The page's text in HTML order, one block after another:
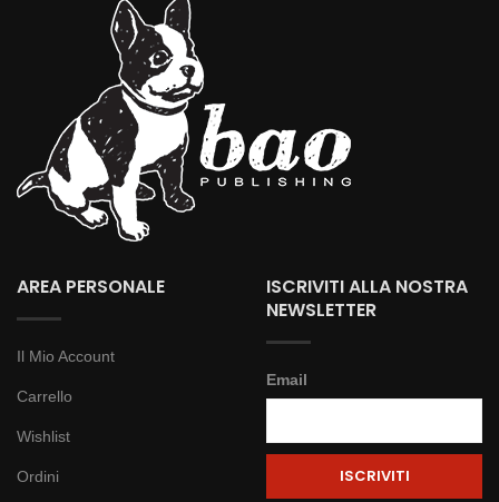
AREA PERSONALE
Il Mio Account
Carrello
Wishlist
Ordini
ISCRIVITI ALLA NOSTRA
NEWSLETTER
Email